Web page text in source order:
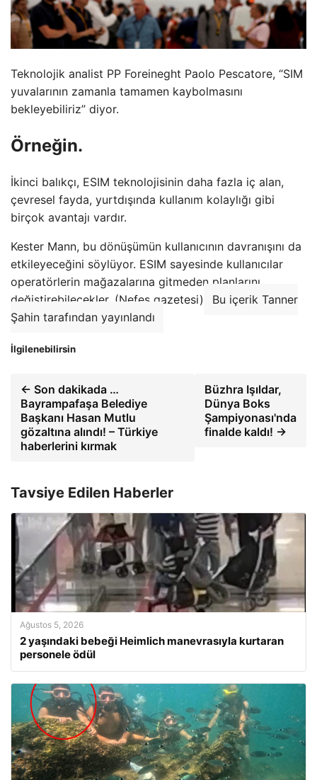
Teknolojik analist PP Foreineght Paolo Pescatore, “SIM
yuvalarının zamanla tamamen kaybolmasını
bekleyebiliriz” diyor.
Örneğin.
İkinci balıkçı, ESIM teknolojisinin daha fazla iç alan,
çevresel fayda, yurtdışında kullanım kolaylığı gibi
birçok avantajı vardır.
Kester Mann, bu dönüşümün kullanıcının davranışını da
etkileyeceğini söylüyor. ESIM sayesinde kullanıcılar
operatörlerin mağazalarına gitmeden planlarını
değiştirebilecekler. (Nefes gazetesi)
Bu içerik Tanner
Şahin tarafından yayınlandı
İlgilenebilirsin
← Son dakikada …
Bayrampafaşa Belediye
Başkanı Hasan Mutlu
gözaltına alındı! – Türkiye
haberlerini kırmak
Büzhra Işıldar,
Dünya Boks
Şampiyonası'nda
finalde kaldı! →
Tavsiye Edilen Haberler
Ağustos 5, 2026
2 yaşındaki bebeği Heimlich manevrasıyla kurtaran
personele ödül